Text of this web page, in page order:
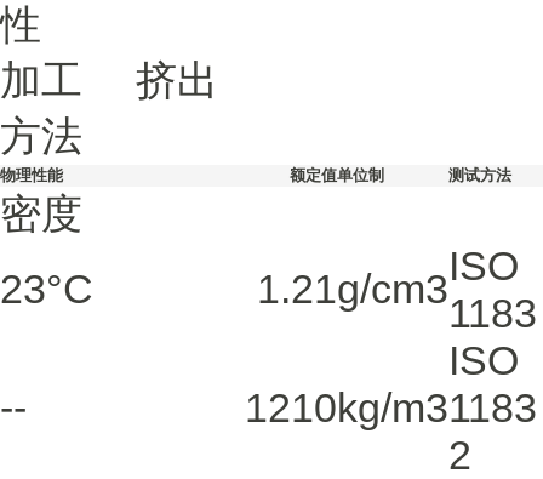
性
加工
方法
挤出
物理性能 额定值单位制 测试方法
密度
23°C
1.21g/cm3ISO
1183
-- 1210kg/m3
ISO
1183
2